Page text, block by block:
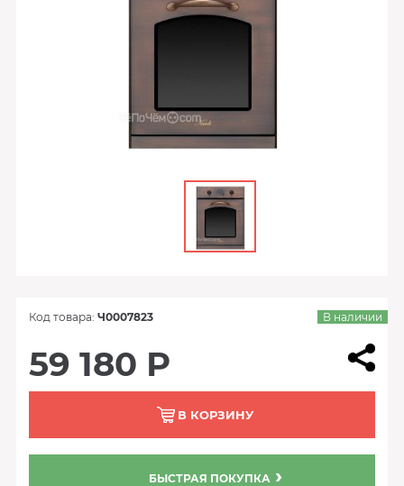
Код товара: Ч0007823 В наличии
59 180 Р
В КОРЗИНУ
БЫСТРАЯ ПОКУПКА